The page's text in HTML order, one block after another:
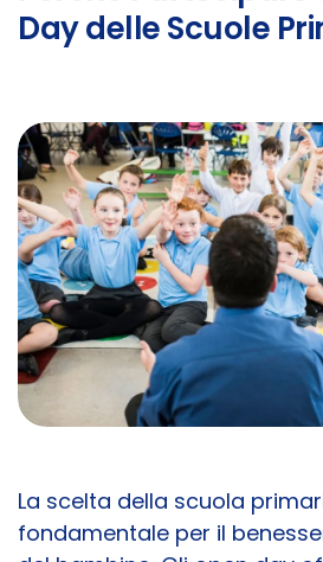
Day delle Scuole
La scelta della scuola
fondamentale per il